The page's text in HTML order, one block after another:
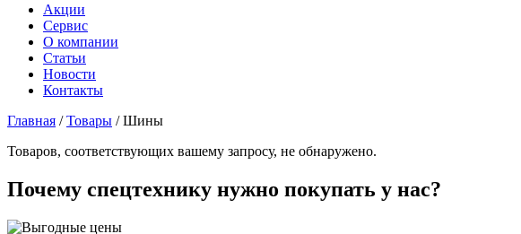
Акции
Сервис
О компании
Статьи
Новости
Контакты
Главная /Товары /Шины
Товаров, соответствующих вашему запросу, не обнаружено.
Почему спецтехнику нужно покупать у нас?